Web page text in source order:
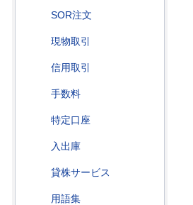
SOR注文
現物取引
信用取引
手数料
特定口座
入出庫
貸株サービス
用語集